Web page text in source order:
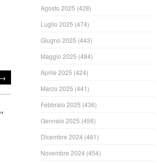
→
Agosto 2025 (428)
Luglio 2025 (474)
Giugno 2025 (443)
Maggio 2025 (484)
Aprile 2025 (424)
Marzo 2025 (441)
Febbraio 2025 (436)
Gennaio 2025 (456)
Dicembre 2024 (461)
Novembre 2024 (454)